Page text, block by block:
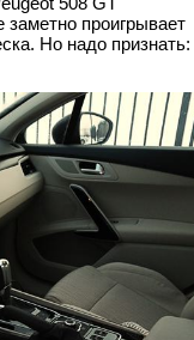
проигрывает
Но надо признать: